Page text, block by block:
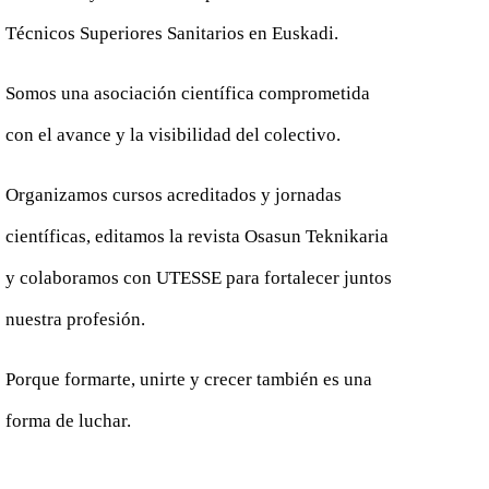
Técnicos Superiores Sanitarios en Euskadi.
Somos una asociación científica comprometida
con el avance y la visibilidad del colectivo.
Organizamos cursos acreditados y jornadas
científicas, editamos la revista Osasun Teknikaria
y colaboramos con UTESSE para fortalecer juntos
nuestra profesión.
Porque formarte, unirte y crecer también es una
forma de luchar.